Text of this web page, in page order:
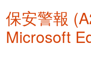
保安警報
Microsoft